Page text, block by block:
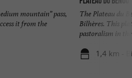
mountain” pass,
it from the
The Plateau du
Bilhères. This
pastoralism in the
1,4 km -